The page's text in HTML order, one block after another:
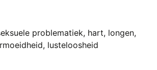
problematiek, hart, longen,
lusteloosheid